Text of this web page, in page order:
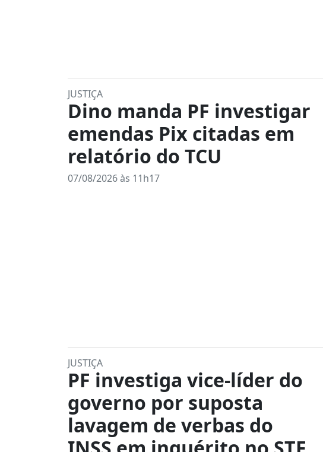
JUSTIÇA
Dino manda PF investigar
emendas Pix citadas em
relatório do TCU
07/08/2026 às 11h17
JUSTIÇA
PF investiga vice-líder do
governo por suposta
lavagem de verbas do